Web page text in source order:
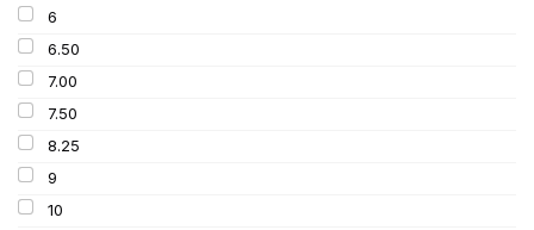
LASSA
LING LONG
MICHELIN
MITAS
Mondolfo ferro
PIRELLI
PROMETEON
6
6.50
7.00
7.50
8.25
9
10